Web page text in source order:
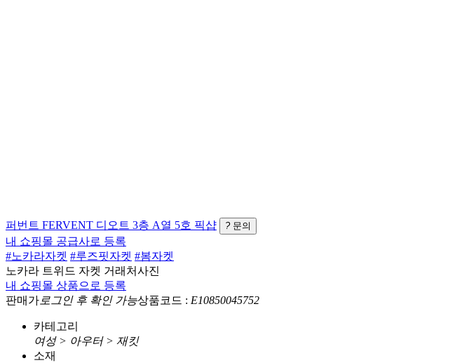
퍼번트 FERVENT 디오트 3층 A열 5호 픽샵 ? 문의
내 쇼핑몰 공급사로 등록
#노카라자켓 #루즈핏자켓 #봄자켓
노카라 트위드 자켓 거래처사진
내 쇼핑몰 상품으로 등록
판매가 로그인 후 확인 가능상품코드 : E10850045752
카테고리
여성 > 아우터 > 재킷
소재